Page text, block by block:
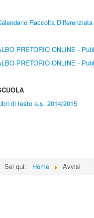
Raccolta
PRETORIO ONLINE -
PRETORIO ONLINE -
di testo a.s. 2014/2015
Sei qui: Home Avvisi